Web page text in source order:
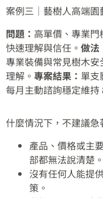
案例三｜藝樹人高端
問題： 高單價、專業
快速理解與信任。 做法
專業裝備與常見樹木
理解。 專案結果： 單支
每月主動諮詢穩定維持
什麼情況下，不建議急
產品、價格或主
部都無法說清楚。
沒有任何人能提
策。